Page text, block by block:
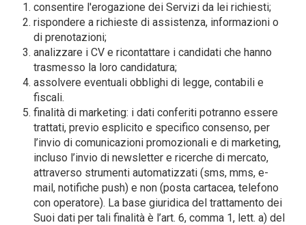
consentire l'erogazione dei Servizi da lei richiesti;
rispondere a richieste di assistenza, informazioni o
di prenotazioni;
analizzare i CV e ricontattare i candidati che hanno
trasmesso la loro candidatura;
assolvere eventuali obblighi di legge, contabili e
fiscali.
finalità di marketing: i dati conferiti potranno essere
trattati, previo esplicito e specifico consenso, per
l’invio di comunicazioni promozionali e di marketing,
incluso l’invio di newsletter e ricerche di mercato,
attraverso strumenti automatizzati (sms, mms, e-
mail, notifiche push) e non (posta cartacea, telefono
con operatore). La base giuridica del trattamento dei
Suoi dati per tali finalità è l’art. 6, comma 1, lett. a) del